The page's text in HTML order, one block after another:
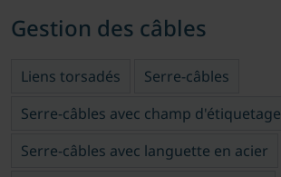
Gestion des câbles
Liens torsadés
Serre-câbles
Serre-câbles avec champ d'étiquetage
Serre-câbles avec languette en acier